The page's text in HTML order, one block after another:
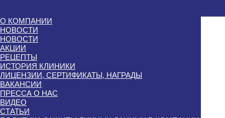
О КОМПАНИИ
НОВОСТИ
НОВОСТИ
АКЦИИ
РЕЦЕПТЫ
ИСТОРИЯ КЛИНИКИ
ЛИЦЕНЗИИ, СЕРТИФИКАТЫ, НАГРАДЫ
ВАКАНСИИ
ПРЕССА О НАС
ВИДЕО
СТАТЬИ